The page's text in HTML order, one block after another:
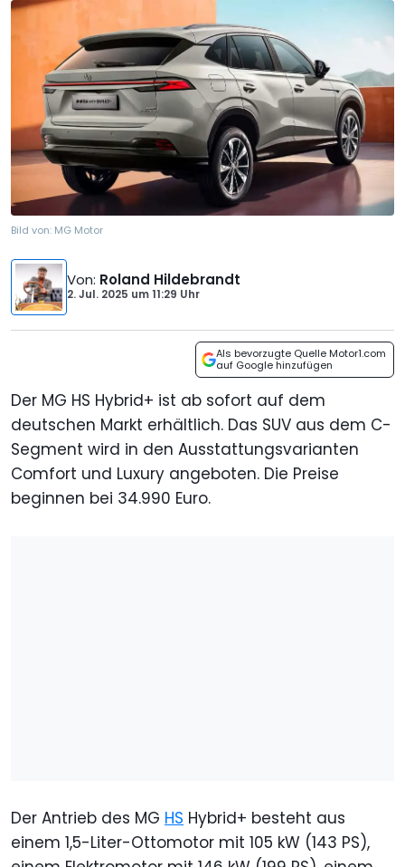
Bild von: MG Motor
Von: Roland Hildebrandt
2. Jul. 2025 um11:29 Uhr
Als bevorzugte Quelle Motor1.com
auf Google hinzufügen
Der MG HS Hybrid+ ist ab sofort auf dem
deutschen Markt erhältlich. Das SUV aus dem C-
Segment wird in den Ausstattungsvarianten
Comfort und Luxury angeboten. Die Preise
beginnen bei 34.990 Euro.
Der Antrieb des MG HS Hybrid+ besteht aus
einem 1,5-Liter-Ottomotor mit 105 kW (143 PS),